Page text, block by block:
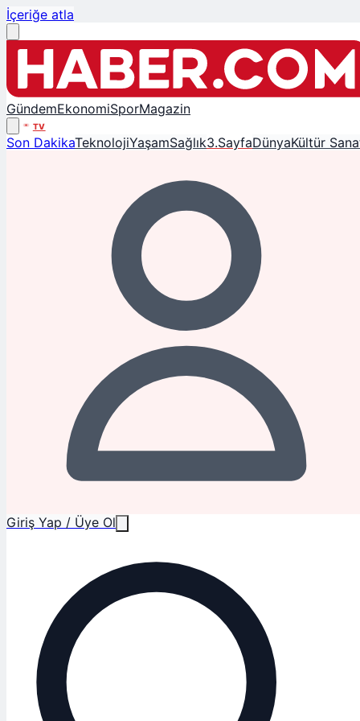
İçeriğe atla
GündemEkonomiSporMagazin
TV
Son DakikaTeknolojiYaşamSağlık3.SayfaDünyaKültür
Giriş Yap / Üye Ol